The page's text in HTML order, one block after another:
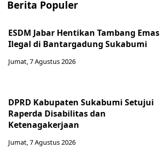
Berita Populer
ESDM Jabar Hentikan Tambang Emas
Ilegal di Bantargadung Sukabumi
Jumat, 7 Agustus 2026
DPRD Kabupaten Sukabumi Setujui
Raperda Disabilitas dan
Ketenagakerjaan
Jumat, 7 Agustus 2026